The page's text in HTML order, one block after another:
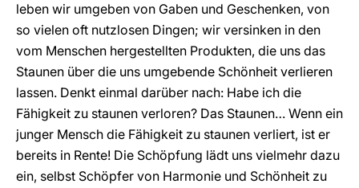
leben wir umgeben von Gaben und Geschenken, von
so vielen oft nutzlosen Dingen; wir versinken in den
vom Menschen hergestellten Produkten, die uns das
Staunen über die uns umgebende Schönheit verlieren
lassen. Denkt einmal darüber nach: Habe ich die
Fähigkeit zu staunen verloren? Das Staunen… Wenn ein
junger Mensch die Fähigkeit zu staunen verliert, ist er
bereits in Rente! Die Schöpfung lädt uns vielmehr dazu
ein, selbst Schöpfer von Harmonie und Schönheit zu